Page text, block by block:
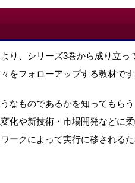
り、シリーズ3巻から成り立っ
をフォローアップする教材です
なものであるかを知ってもら
化や新技術・市場開発などに
ークによって実行に移される